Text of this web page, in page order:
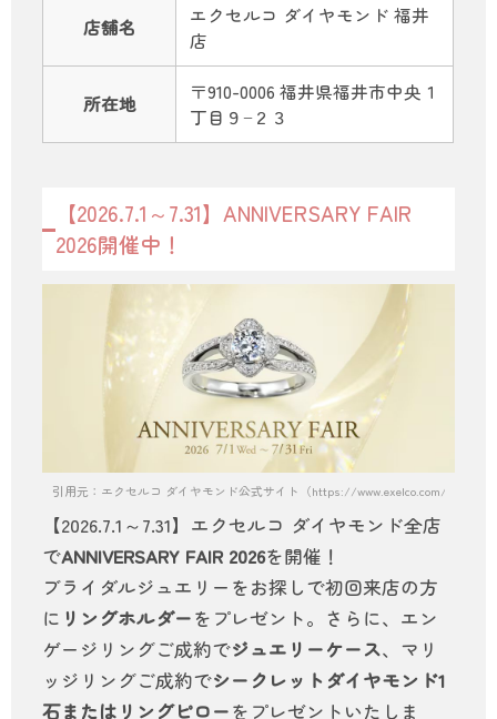
店舗名
エクセルコ ダイヤモンド 福井
店
所在地
〒910-0006 福井県福井市中央１
丁目９−２３
【2026.7.1～7.31】ANNIVERSARY FAIR
2026開催中！
引用元：エクセルコ ダイヤモンド公式サイト（https://www.exelco.com/）
【2026.7.1～7.31】エクセルコ ダイヤモンド全店
でANNIVERSARY FAIR 2026を開催！
ブライダルジュエリーをお探しで初回来店の方
に リングホルダーをプレゼント。さらに、エン
ゲージリングご成約でジュエリーケース、マリ
ッジリングご成約でシークレットダイヤモンド1
石またはリングピローをプレゼントいたしま